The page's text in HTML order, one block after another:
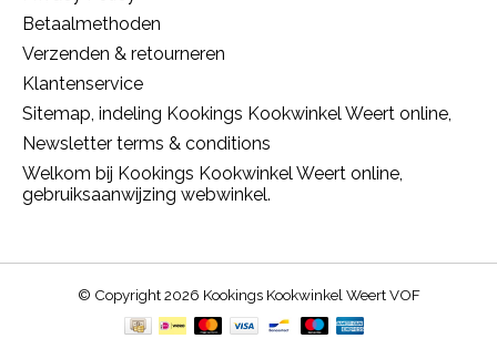
Betaalmethoden
Verzenden & retourneren
Klantenservice
Sitemap, indeling Kookings Kookwinkel Weert online,
Newsletter terms & conditions
Welkom bij Kookings Kookwinkel Weert online,
gebruiksaanwijzing webwinkel.
© Copyright 2026 Kookings Kookwinkel Weert VOF